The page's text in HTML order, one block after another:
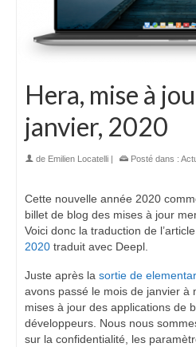
Hera, mise à
janvier, 2020
de Emilien Locatelli | Posté dans :
Cette nouvelle année 2020
billet de blog des mises à jour
Voici donc la traduction de l’article
2020 traduit avec Deepl.
Juste après la sortie de
avons passé le mois de janvier à
mises à jour des applications de
développeurs. Nous nous
sur la confidentialité, les